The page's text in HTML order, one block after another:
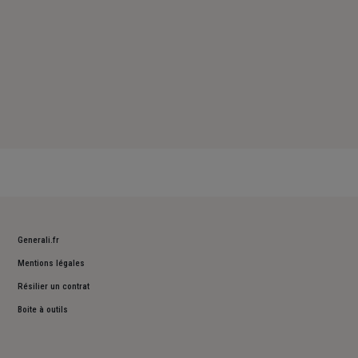
Generali.fr
Mentions légales
Résilier un contrat
Boite à outils